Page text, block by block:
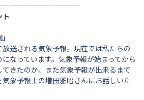
ト
送される気象予報。現在では私たちの
なっています。気象予報が始まってから
きたのか、また気象予報が出来るまで
象予報士の増田雅昭さんにお話しいた